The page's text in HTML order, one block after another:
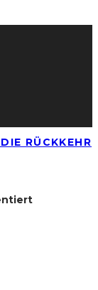
RÜCKKEHR